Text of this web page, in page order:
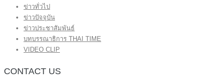
ข่าวทั่วไป
ข่าวปัจจุบัน
ข่าวประชาสัมพันธ์
บทบรรณาธิการ THAI TIME
VIDEO CLIP
CONTACT US